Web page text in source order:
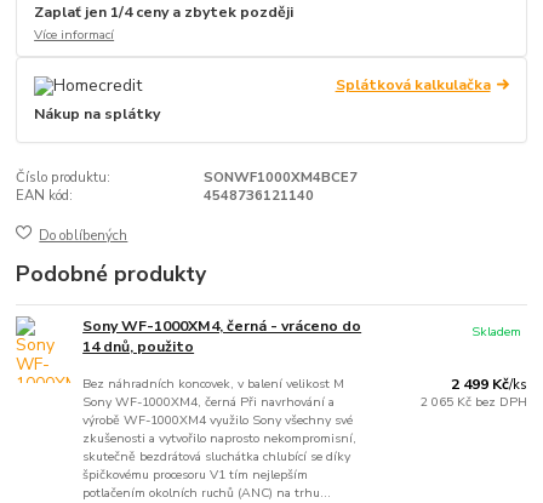
Zaplať jen 1/4 ceny a zbytek později
Více informací
Splátková kalkulačka
Nákup na splátky
Číslo produktu:
SONWF1000XM4BCE7
EAN kód:
4548736121140
Do oblíbených
Podobné produkty
Sony WF-1000XM4, černá - vráceno do
14 dnů, použito
Bez náhradních koncovek, v balení velikost M
Sony WF-1000XM4, černá Při navrhování a
výrobě WF-1000XM4 využilo Sony všechny své
zkušenosti a vytvořilo naprosto nekompromisní,
skutečně bezdrátová sluchátka chlubící se díky
špičkovému procesoru V1 tím nejlepším
potlačením okolních ruchů (ANC) na trhu...
2 499 Kč/ks
2 065 Kč bez DPH
Skladem